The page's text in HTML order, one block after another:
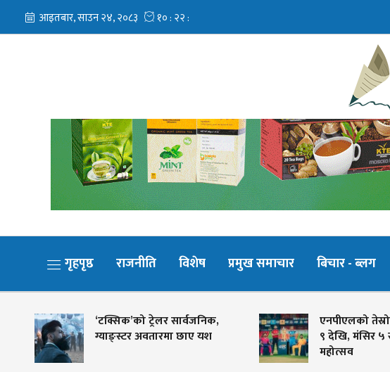
गृहपृष्ठ राजनीति विशेष प्रमुख समाचार बिचार - ब्लग
‘टक्सिक’को ट्रेलर सार्वजनिक,
ग्याङ्स्टर अवतारमा छाए यश
एनपीएलको तेस्रो
९ देखि, मंसिर ५ सम्म
महोत्सव